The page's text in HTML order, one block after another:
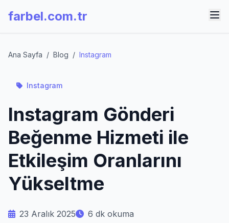
farbel.com.tr
Ana Sayfa / Blog / Instagram
Instagram
Instagram Gönderi
Beğenme Hizmeti ile
Etkileşim Oranlarını
Yükseltme
23 Aralık 2025 6 dk okuma